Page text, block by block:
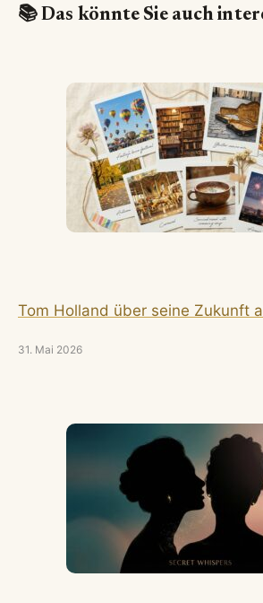
📚 Das könnte Sie auch
Tom Holland über seine Zukunft
31. Mai 2026